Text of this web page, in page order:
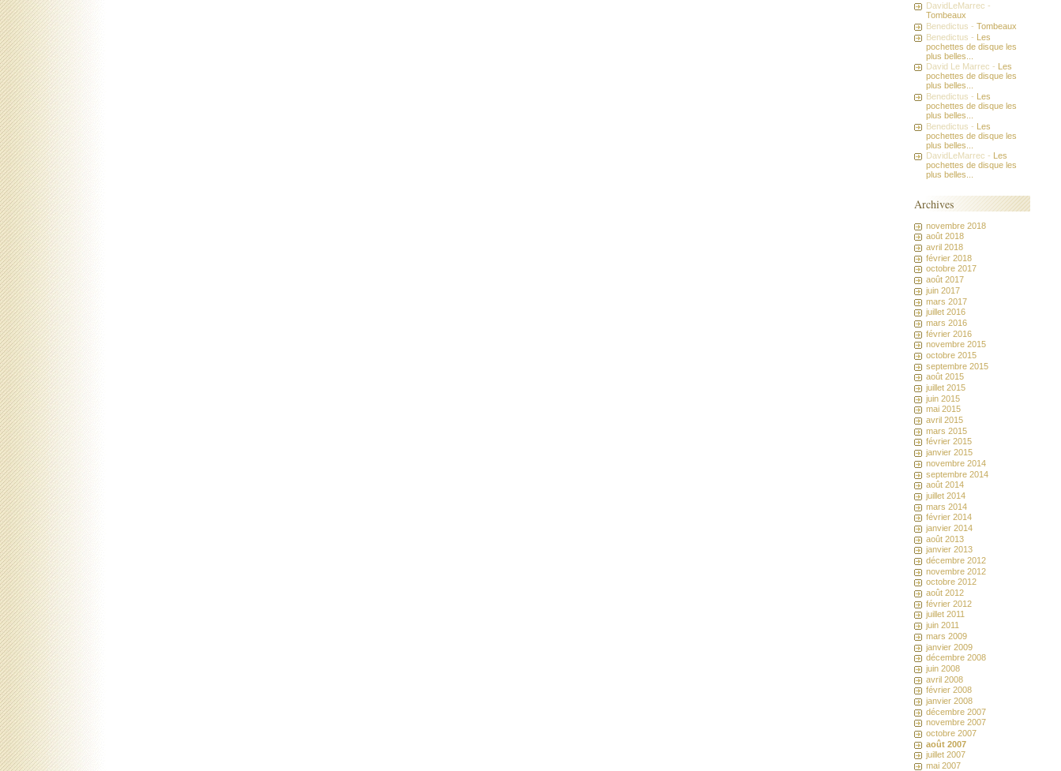
DavidLeMarrec -
Tombeaux
Benedictus -Tombeaux
Benedictus - Les
pochettes de disque les
plus belles...
David Le Marrec -
Les
pochettes de disque les
plus belles...
Benedictus - Les
pochettes de disque les
plus belles...
Benedictus - Les
pochettes de disque les
plus belles...
DavidLeMarrec -
Les
pochettes de disque les
plus belles...
Archives
novembre 2018
août 2018
avril 2018
février 2018
octobre 2017
août 2017
juin 2017
mars 2017
juillet 2016
mars 2016
février 2016
novembre 2015
octobre 2015
septembre 2015
août 2015
juillet 2015
juin 2015
mai 2015
avril 2015
mars 2015
février 2015
janvier 2015
novembre 2014
septembre 2014
août 2014
juillet 2014
mars 2014
février 2014
janvier 2014
août 2013
janvier 2013
décembre 2012
novembre 2012
octobre 2012
août 2012
février 2012
juillet 2011
juin 2011
mars 2009
janvier 2009
décembre 2008
juin 2008
avril 2008
février 2008
janvier 2008
décembre 2007
novembre 2007
octobre 2007
août 2007
juillet 2007
mai 2007